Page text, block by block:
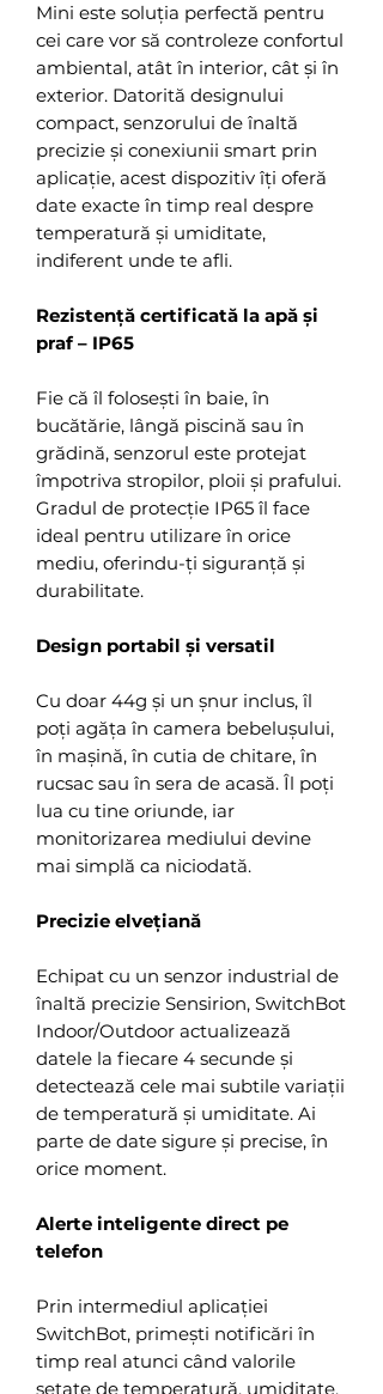
Mini este soluția perfectă pentru
cei care vor să controleze confortul
ambiental, atât în interior, cât și în
exterior. Datorită designului
compact, senzorului de înaltă
precizie și conexiunii smart prin
aplicație, acest dispozitiv îți oferă
date exacte în timp real despre
temperatură și umiditate,
indiferent unde te afli.
Rezistență certificată la apă și
praf – IP65
Fie că îl folosești în baie, în
bucătărie, lângă piscină sau în
grădină, senzorul este protejat
împotriva stropilor, ploii și prafului.
Gradul de protecție IP65 îl face
ideal pentru utilizare în orice
mediu, oferindu-ți siguranță și
durabilitate.
Design portabil și versatil
Cu doar 44g și un șnur inclus, îl
poți agăța în camera bebelușului,
în mașină, în cutia de chitare, în
rucsac sau în sera de acasă. Îl poți
lua cu tine oriunde, iar
monitorizarea mediului devine
mai simplă ca niciodată.
Precizie elvețiană
Echipat cu un senzor industrial de
înaltă precizie Sensirion, SwitchBot
Indoor/Outdoor actualizează
datele la fiecare 4 secunde și
detectează cele mai subtile variații
de temperatură și umiditate. Ai
parte de date sigure și precise, în
orice moment.
Alerte inteligente direct pe
telefon
Prin intermediul aplicației
SwitchBot, primești notificări în
timp real atunci când valorile
setate de temperatură, umiditate,